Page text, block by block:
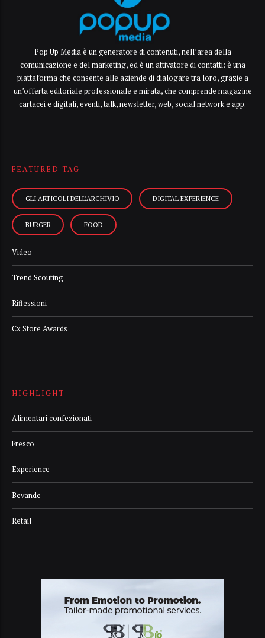
Pop Up Media è un generatore di contenuti, nell’area della
comunicazione e del marketing, ed è un attivatore di contatti: è una
piattaforma che consente alle aziende di dialogare tra loro, grazie a
un’offerta editoriale professionale e mirata, che comprende magazine
cartacei e digitali, eventi, talk, newsletter, web, social network e app.
FEATURED TAG
GLI ARTICOLI DELL’ARCHIVIO DIGITAL EXPERIENCE
BURGER FOOD
Video
Trend Scouting
Riflessioni
Cx Store Awards
HIGHLIGHT
Alimentari confezionati
Fresco
Experience
Bevande
Retail